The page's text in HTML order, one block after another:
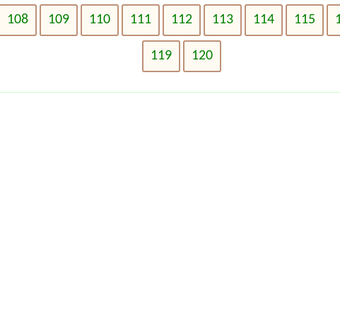
108 109 110 111 112 113 114 115
119 120